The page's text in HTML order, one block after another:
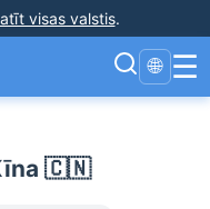
visas valstis.
🌐 ☰
🇨🇳